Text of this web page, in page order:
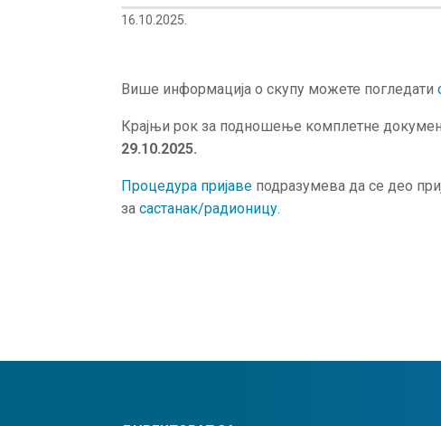
16.10.2025.
Више информација о скупу можете погледати
Крајњи рок за подношење комплетне
29.10.2025.
Процедура пријаве подразумева да се део
засастанак/радионицу.